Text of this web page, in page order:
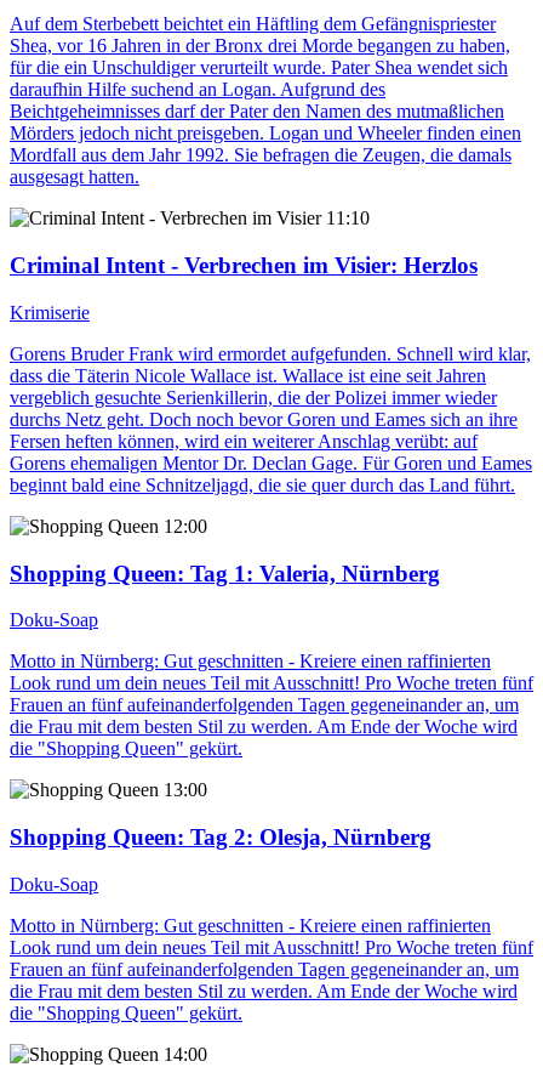
Auf dem Sterbebett beichtet ein Häftling dem Gefängnispriester
Shea, vor 16 Jahren in der Bronx drei Morde begangen zu haben,
für die ein Unschuldiger verurteilt wurde. Pater Shea wendet sich
daraufhin Hilfe suchend an Logan. Aufgrund des
Beichtgeheimnisses darf der Pater den Namen des mutmaßlichen
Mörders jedoch nicht preisgeben. Logan und Wheeler finden einen
Mordfall aus dem Jahr 1992. Sie befragen die Zeugen, die damals
ausgesagt hatten.
11:10
Criminal Intent - Verbrechen im Visier: Herzlos
Krimiserie
Gorens Bruder Frank wird ermordet aufgefunden. Schnell wird klar,
dass die Täterin Nicole Wallace ist. Wallace ist eine seit Jahren
vergeblich gesuchte Serienkillerin, die der Polizei immer wieder
durchs Netz geht. Doch noch bevor Goren und Eames sich an ihre
Fersen heften können, wird ein weiterer Anschlag verübt: auf
Gorens ehemaligen Mentor Dr. Declan Gage. Für Goren und Eames
beginnt bald eine Schnitzeljagd, die sie quer durch das Land führt.
12:00
Shopping Queen: Tag 1: Valeria, Nürnberg
Doku-Soap
Motto in Nürnberg: Gut geschnitten - Kreiere einen raffinierten
Look rund um dein neues Teil mit Ausschnitt! Pro Woche treten fünf
Frauen an fünf aufeinanderfolgenden Tagen gegeneinander an, um
die Frau mit dem besten Stil zu werden. Am Ende der Woche wird
die "Shopping Queen" gekürt.
13:00
Shopping Queen: Tag 2: Olesja, Nürnberg
Doku-Soap
Motto in Nürnberg: Gut geschnitten - Kreiere einen raffinierten
Look rund um dein neues Teil mit Ausschnitt! Pro Woche treten fünf
Frauen an fünf aufeinanderfolgenden Tagen gegeneinander an, um
die Frau mit dem besten Stil zu werden. Am Ende der Woche wird
die "Shopping Queen" gekürt.
14:00